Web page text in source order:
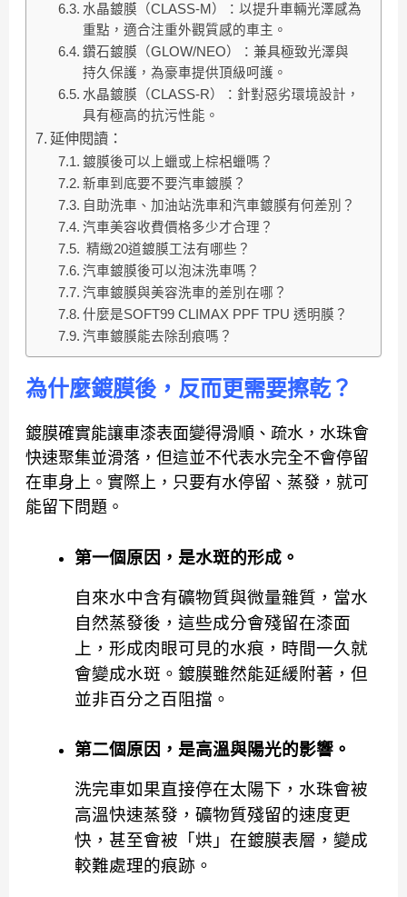
水晶鍍膜（CLASS-M）：以提升車輛光澤感為
重點，適合注重外觀質感的車主。
鑽石鍍膜（GLOW/NEO）：兼具極致光澤與
持久保護，為豪車提供頂級呵護。
水晶鍍膜（CLASS-R）：針對惡劣環境設計，
具有極高的抗污性能。
延伸閱讀：
鍍膜後可以上蠟或上棕梠蠟嗎？
新車到底要不要汽車鍍膜？
自助洗車、加油站洗車和汽車鍍膜有何差別？
汽車美容收費價格多少才合理？
精緻20道鍍膜工法有哪些？
汽車鍍膜後可以泡沫洗車嗎？
汽車鍍膜與美容洗車的差別在哪？
什麼是SOFT99 CLIMAX PPF TPU 透明膜？
汽車鍍膜能去除刮痕嗎？
為什麼鍍膜後，反而更需要擦乾？
鍍膜確實能讓車漆表面變得滑順、疏水，水珠會
快速聚集並滑落，但這並不代表水完全不會停留
在車身上。實際上，只要有水停留、蒸發，就可
能留下問題。
第一個原因，是水斑的形成。
自來水中含有礦物質與微量雜質，當水
自然蒸發後，這些成分會殘留在漆面
上，形成肉眼可見的水痕，時間一久就
會變成水斑。鍍膜雖然能延緩附著，但
並非百分之百阻擋。
第二個原因，是高溫與陽光的影響。
洗完車如果直接停在太陽下，水珠會被
高溫快速蒸發，礦物質殘留的速度更
快，甚至會被「烘」在鍍膜表層，變成
較難處理的痕跡。